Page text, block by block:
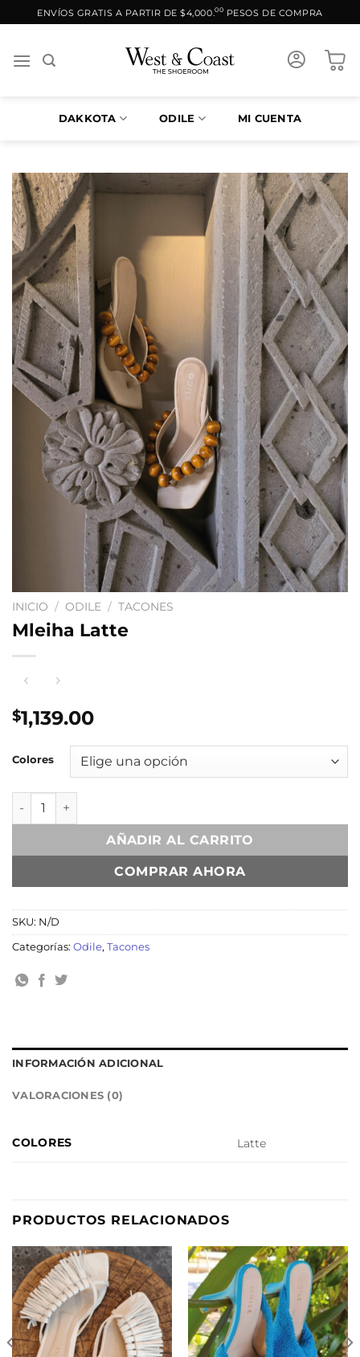
al
ENVÍOS GRATIS A PARTIR DE $4,000.00 PESOS DE COMPRA
DAKKOTA ODILE MI CUENTA
INICIO / ODILE / TACONES
Mleiha Latte
$1,139.00
Colores
Mleiha Latte cantidad
AÑADIR AL CARRITO
COMPRAR AHORA
SKU: N/D
Categorías: Odile, Tacones
INFORMACIÓN ADICIONAL
VALORACIONES (0)
COLORES Latte
PRODUCTOS RELACIONADOS